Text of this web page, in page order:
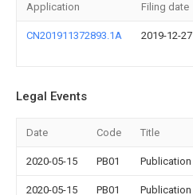
Application Filing date
CN201911372893.1A 2019-12-27
Legal Events
Date Code Title
2020-05-15 PB01 Publication
2020-05-15 PB01 Publication